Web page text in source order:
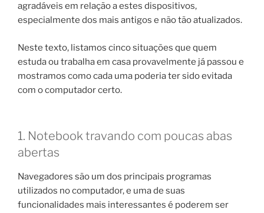
agradáveis em relação a estes dispositivos,
especialmente dos mais antigos e não tão atualizados.
Neste texto, listamos cinco situações que quem
estuda ou trabalha em casa provavelmente já passou e
mostramos como cada uma poderia ter sido evitada
com o computador certo.
1. Notebook travando com poucas abas
abertas
Navegadores são um dos principais programas
utilizados no computador, e uma de suas
funcionalidades mais interessantes é poderem ser